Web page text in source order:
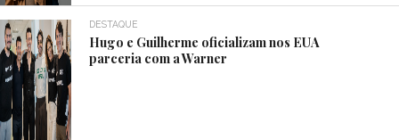
DESTAQUE
Hugo e Guilherme oficializam nos EUA
parceria com a Warner